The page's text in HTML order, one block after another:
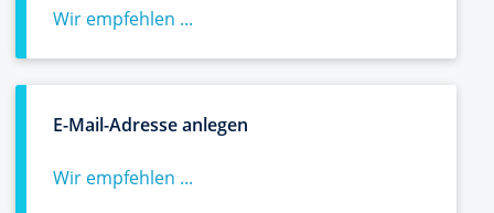
Wir empfehlen ...
E-Mail-Adresse anlegen
Wir empfehlen ...